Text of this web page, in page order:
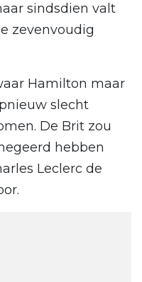
sindsdien valt
zevenvoudig
Hamilton maar
slecht
De Brit zou
hebben
Leclerc de